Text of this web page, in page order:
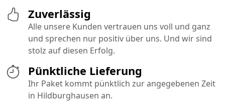
Pünktliche Lieferung
Ihr Paket kommt pünktlich zur angegebenen Zeit
in Hildburghausen an.
Zuverlässig
Alle unsere Kunden vertrauen uns voll und ganz
und sprechen nur positiv über uns. Und wir sind
stolz auf diesen Erfolg.